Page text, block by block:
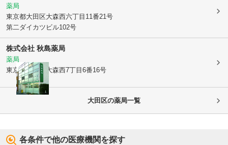
薬局
東京都大田区大森西六丁目11番21号
第二ダイカツビル102号
株式会社 秋島薬局
薬局
東京都大田区
大森西7丁目6番16号
大田区の薬局一覧
各条件で他の医療機関を探す